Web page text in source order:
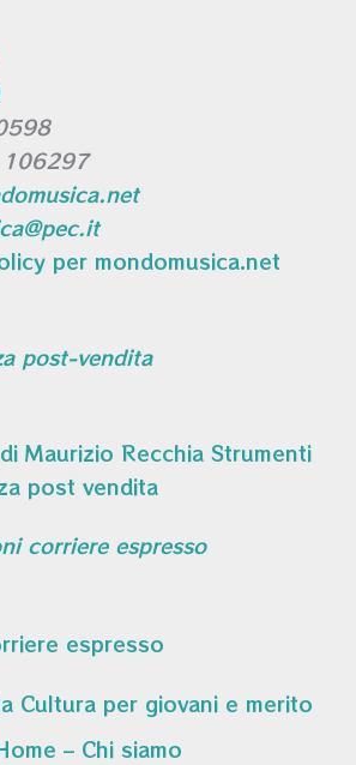
106297
per mondomusica.net
post-vendita
corriere espresso
– Chi siamo